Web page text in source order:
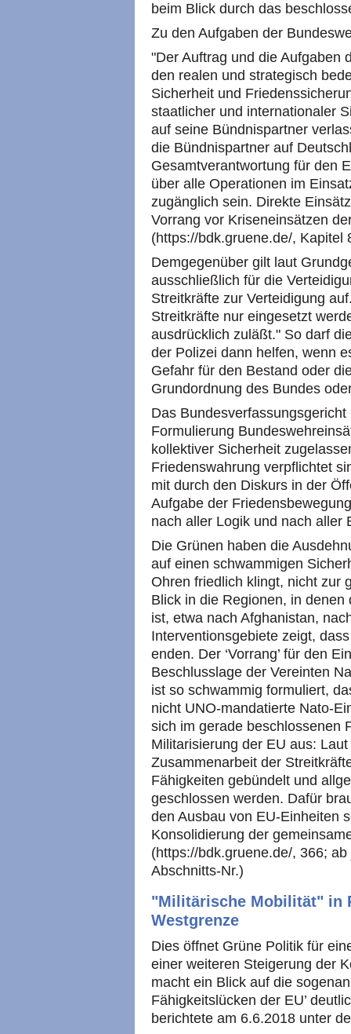
beim Blick durch das
Zu den Aufgaben der
"Der Auftrag und die Aufgaben
den realen und strategisch
Sicherheit und
staatlicher und internationaler
auf seine Bündnispartner
die Bündnispartner auf
Gesamtverantwortung für den
über alle Operationen im
zugänglich sein. Direkte
Vorrang vor Kriseneinsätzen
(https://bdk.gruene.de/, Kapitel
Demgegenüber gilt laut
ausschließlich für die
Streitkräfte zur Verteidigung
Streitkräfte nur eingesetzt
ausdrücklich zuläßt." So darf
der Polizei dann helfen, wenn
Gefahr für den Bestand oder
Grundordnung des Bundes
Das
Formulierung
kollektiver Sicherheit
Friedenswahrung verpflichtet
mit durch den Diskurs in der
Aufgabe der
nach aller Logik und nach aller
Die Grünen haben die
auf einen schwammigen
Ohren friedlich klingt, nicht zur
Blick in die Regionen, in
ist, etwa nach Afghanistan,
Interventionsgebiete zeigt,
enden. Der ‘Vorrang’ für den
Beschlusslage der Vereinten
ist so schwammig formuliert,
nicht UNO-mandatierte Nato-
sich im gerade beschlossenen
Militarisierung der EU aus:
Zusammenarbeit der
Fähigkeiten gebündelt und
geschlossen werden. Dafür
den Ausbau von EU-Einheiten
Konsolidierung der
(https://bdk.gruene.de/, 366;
Abschnitts-Nr.)
"Militärische Mobilität" in
Westgrenze
Dies öffnet Grüne Politik für
einer weiteren Steigerung der
macht ein Blick auf die
Fähigkeitslücken der EU’
berichtete am 6.6.2018 unter